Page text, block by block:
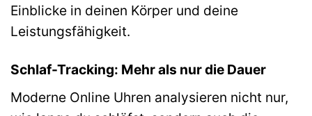
Einblicke in deinen Körper und deine
Leistungsfähigkeit.
Schlaf-Tracking: Mehr als nur die Dauer
Moderne Online Uhren analysieren nicht nur,